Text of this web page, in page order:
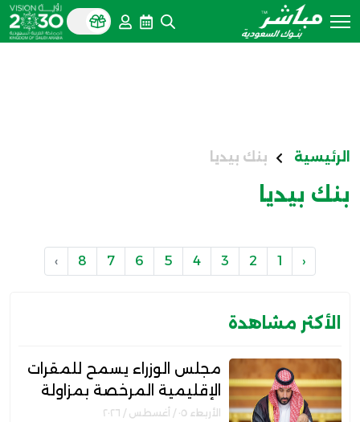
الرئيسية بنك بيديا
بنك بيديا
‹
1
2
3
4
5
6
7
8
›
الأكثر مشاهدة
مجلس الوزراء يسمح للمقرات
الإقليمية المرخصة بمزاولة
الأنشطة المالية عابرة الحدود
الأربعاء ٠٥ / أغسطس / ٢٠٢٦